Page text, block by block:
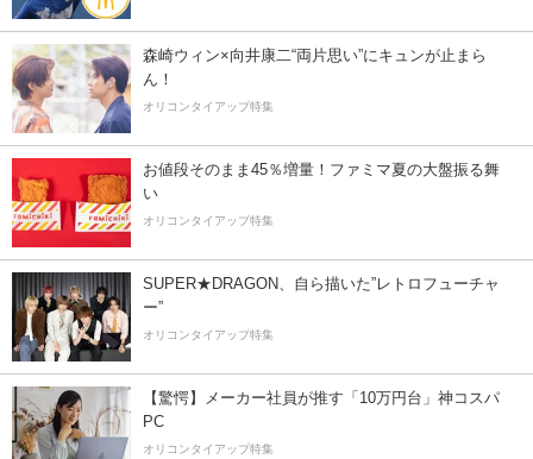
森崎ウィン×向井康二“両片思い”にキュンが止まら
ん！
オリコンタイアップ特集
お値段そのまま45％増量！ファミマ夏の大盤振る舞
い
オリコンタイアップ特集
SUPER★DRAGON、自ら描いた”レトロフューチャ
ー”
オリコンタイアップ特集
【驚愕】メーカー社員が推す「10万円台」神コスパ
PC
オリコンタイアップ特集